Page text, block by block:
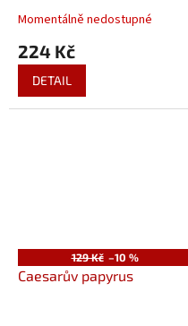
Momentálně nedostupné
224 Kč
DETAIL
129 Kč –10 %
Caesarův papyrus